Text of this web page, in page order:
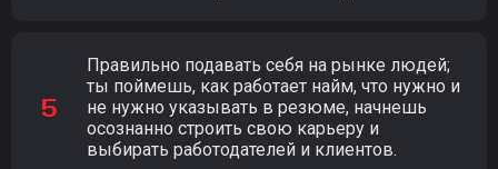
Правильно подавать себя на рынке людей;
ты поймешь, как работает найм, что нужно и
не нужно указывать в резюме, начнешь
осознанно строить свою карьеру и
выбирать работодателей и клиентов.